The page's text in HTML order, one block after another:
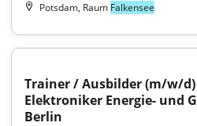
Potsdam, Raum Falkensee
Trainer / Ausbilder (m/w/
Elektroniker Energie- und
Berlin